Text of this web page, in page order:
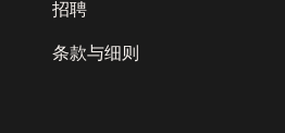
招聘
条款与细则